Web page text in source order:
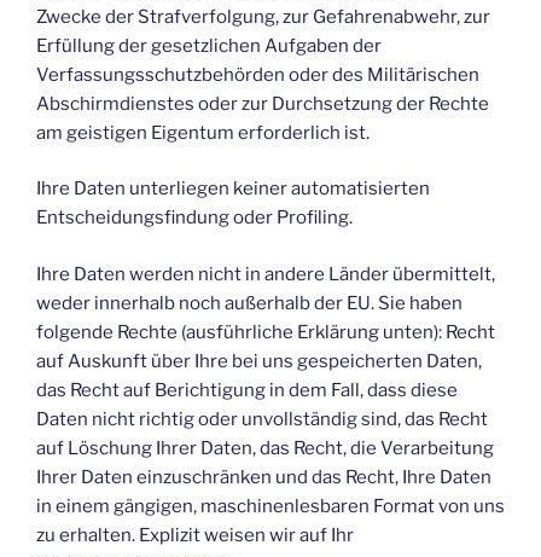
Zwecke der Strafverfolgung, zur Gefahrenabwehr, zur
Erfüllung der gesetzlichen Aufgaben der
Verfassungsschutzbehörden oder des Militärischen
Abschirmdienstes oder zur Durchsetzung der Rechte
am geistigen Eigentum erforderlich ist.
Ihre Daten unterliegen keiner automatisierten
Entscheidungsfindung oder Profiling.
Ihre Daten werden nicht in andere Länder übermittelt,
weder innerhalb noch außerhalb der EU. Sie haben
folgende Rechte (ausführliche Erklärung unten): Recht
auf Auskunft über Ihre bei uns gespeicherten Daten,
das Recht auf Berichtigung in dem Fall, dass diese
Daten nicht richtig oder unvollständig sind, das Recht
auf Löschung Ihrer Daten, das Recht, die Verarbeitung
Ihrer Daten einzuschränken und das Recht, Ihre Daten
in einem gängigen, maschinenlesbaren Format von uns
zu erhalten. Explizit weisen wir auf Ihr